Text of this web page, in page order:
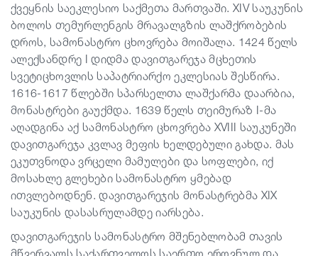
ქვეყნის საეკლესიო საქმეთა მართვაში. XIV საუკუნის
ბოლოს თემურლენგის მრავალგზის ლაშქრობების
დროს, სამონასტრო ცხოვრება მოიშალა. 1424 წელს
ალექსანდრე I დიდმა დავითგარეჯა მცხეთის
სვეტიცხოვლის საპატრიარქო ეკლესიას შესწირა.
1616-1617 წლებში სპარსელთა ლაშქარმა დაარბია,
მონასტრები გაუქმდა. 1639 წელს თეიმურაზ I-მა
აღადგინა აქ სამონასტრო ცხოვრება XVIII საუკუნეში
დავითგარეჯა კვლავ მეფის ხელდებული გახდა. მას
ეკუთვნოდა ვრცელი მამულები და სოფლები, იქ
მოსახლე გლეხები სამონასტრო ყმებად
ითვლებოდნენ. დავითგარეჯის მონასტრებმა XIX
საუკუნის დასასრულამდე იარსება.
დავითგარეჯის სამონასტრო მშენებლობამ თავის
მწვერვალს საქართველოს საერთო ეროვნულ და